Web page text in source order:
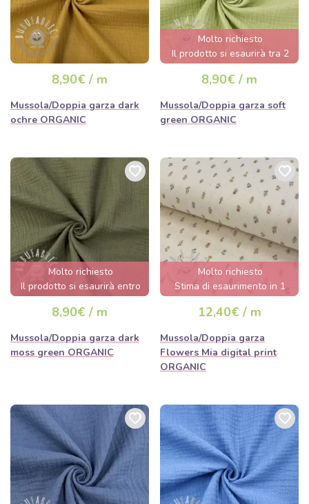
8,90€ / m
Mussola/Doppia garza dark
ochre ORGANIC
Molto richiesto
Il prodotto si esaurirà tra 2
giorni.
8,90€ / m
Mussola/Doppia garza soft
green ORGANIC
Molto richiesto
Il prodotto si esaurirà entro
poche ore.
8,90€ / m
Mussola/Doppia garza dark
moss green ORGANIC
Molto richiesto
Stima di esaurimento in 1
giorno/i.
12,40€ / m
Mussola/Doppia garza
Flowers Mia digital print
ORGANIC